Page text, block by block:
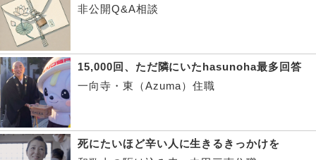
非公開Q&A相談
15,000回、ただ隣にいたhasunoha最多回答
一向寺・東（Azuma）住職
死にたいほど辛い人に生きるきっかけを